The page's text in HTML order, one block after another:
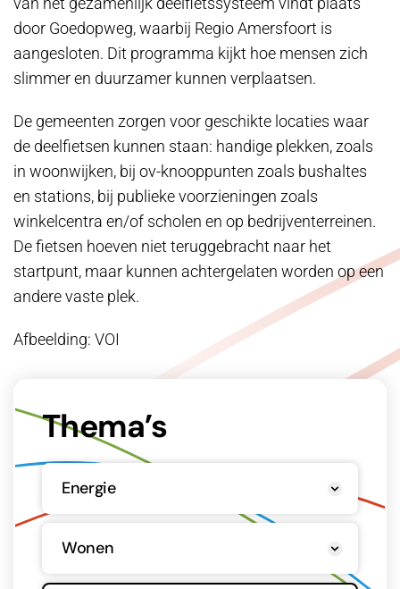
door Goedopweg, waarbij Regio Amersfoort is
aangesloten. Dit programma kijkt hoe mensen zich
slimmer en duurzamer kunnen verplaatsen.
De gemeenten zorgen voor geschikte locaties waar
de deelfietsen kunnen staan: handige plekken, zoals
in woonwijken, bij ov-knooppunten zoals bushaltes
en stations, bij publieke voorzieningen zoals
winkelcentra en/of scholen en op bedrijventerreinen.
De fietsen hoeven niet teruggebracht naar het
startpunt, maar kunnen achtergelaten worden op een
andere vaste plek.
Afbeelding: VOI
Thema’s
Energie
Wonen